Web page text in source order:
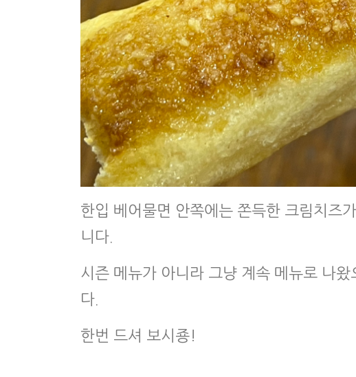
한입 베어물면 안쪽에는 쫀득한 크림치즈
니다.
시즌 메뉴가 아니라 그냥 계속 메뉴로 나
다.
한번 드셔 보시죵!